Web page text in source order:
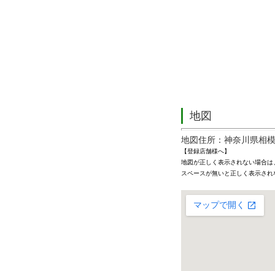
地図
地図住所：神奈川県相
【登録店舗様へ】
地図が正しく表示されない場合
スペースが無いと正しく表示さ